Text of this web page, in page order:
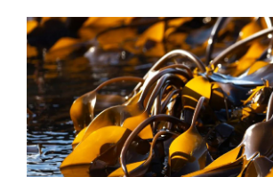
Postgrado
Formación Continua
Estudiantes
Académicos